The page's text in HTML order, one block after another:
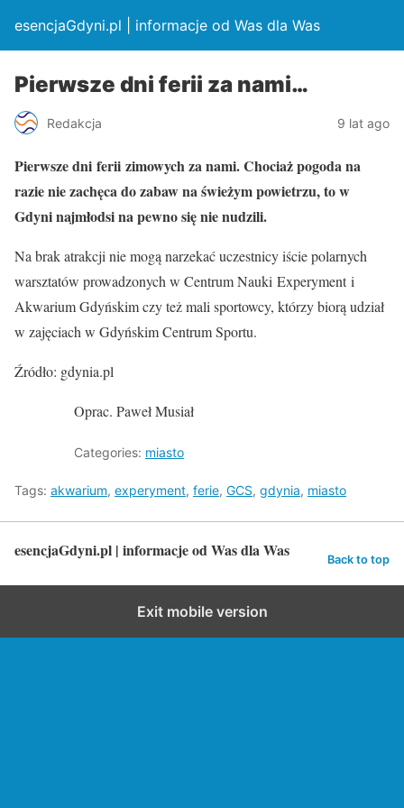
esencjaGdyni.pl | informacje od Was dla Was
Pierwsze dni ferii za nami…
Redakcja 9 lat ago
Pierwsze dni ferii zimowych za nami. Chociaż pogoda na
razie nie zachęca do zabaw na świeżym powietrzu, to w
Gdyni najmłodsi na pewno się nie nudzili.
Na brak atrakcji nie mogą narzekać uczestnicy iście polarnych
warsztatów prowadzonych w Centrum Nauki Experymenti
Akwarium Gdyńskim czy też mali sportowcy, którzy biorą udział
w zajęciach w Gdyńskim Centrum Sportu.
Źródło: gdynia.pl
Oprac. Paweł Musiał
Categories: miasto
Tags: akwarium, experyment, ferie, GCS, gdynia, miasto
esencjaGdyni.pl | informacje od Was dla Was Back to top
Exit mobile version